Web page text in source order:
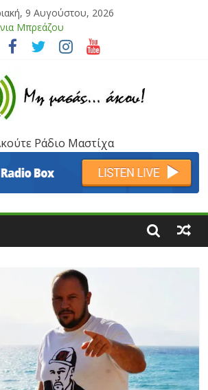
9 Αυγούστου, 2026
Τρυπιάς & Γιώργος Στρατάκης
Αγαπητός
Μασάδη
Μπρεάζου
Ράδιο Μαστίχα